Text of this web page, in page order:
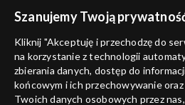
informacje o dostawcy usług
Szanujemy Twoją
Kliknij "Akceptuję i przechodzę do
na korzystanie z technologii
zbierania danych, dostęp do
końcowym i ich przechowywanie
Twoich danych osobowych przez